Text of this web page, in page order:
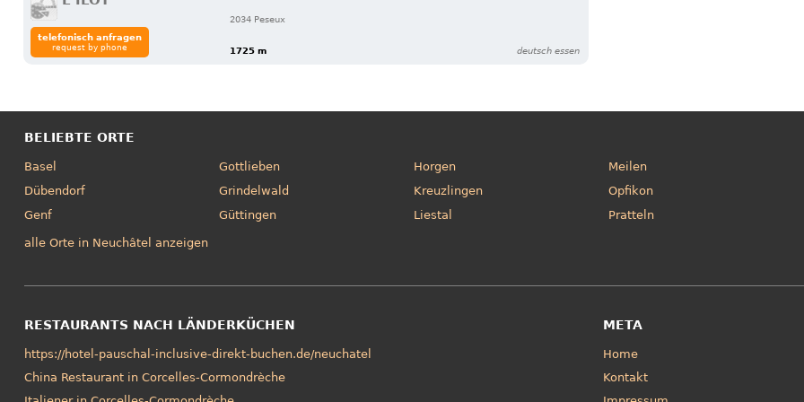
2034 Peseux
1725 m deutsch essen
telefonisch anfragen
request by phone
BELIEBTE ORTE
Basel
Dübendorf
Genf
Gottlieben
Grindelwald
Güttingen
Horgen
Kreuzlingen
Liestal
Meilen
Opfikon
Pratteln
alle Orte in Neuchâtel anzeigen
RESTAURANTS NACH LÄNDERKÜCHEN
https://hotel-pauschal-inclusive-direkt-buchen.de/neuchatel
China Restaurant in Corcelles-Cormondrèche
META
Home
Kontakt